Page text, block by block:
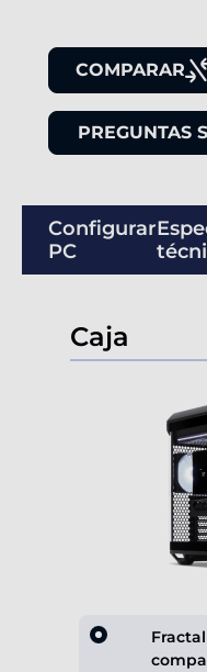
COMPARAR
PREGUNTAS
Configurar
PC
Caja